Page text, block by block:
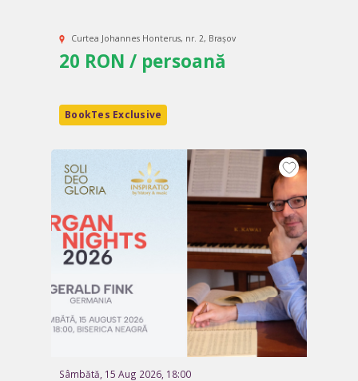
Curtea Johannes Honterus, nr. 2, Brașov
20 RON / persoană
BookTes Exclusive
Sâmbătă, 15 Aug 2026, 18:00